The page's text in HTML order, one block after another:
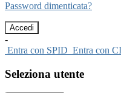
Password dimenticata?
-
Entra con SPID Entra con
Seleziona utente